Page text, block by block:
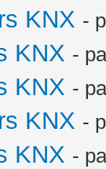
KNX -
KNX -
KNX -
KNX -
KNX -